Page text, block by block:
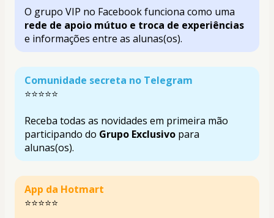
rede de apoio mútuo e troca de experiências
e informações entre as alunas(os).
Comunidade secreta no Telegram
⭐⭐⭐⭐⭐
Receba todas as novidades em primeira mão
participando do Grupo Exclusivo para
alunas(os).
App da Hotmart
⭐⭐⭐⭐⭐